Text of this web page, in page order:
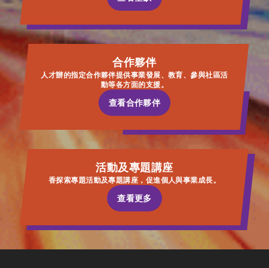
合作夥伴
人才辦的指定合作夥伴提供事業發展、教育、參與社區活
動等各方面的支援。
查看合作夥伴
查看合作夥伴
活動及專題講座
香探索專題活動及專題講座，促進個人與事業成長。
查看更多
查看更多